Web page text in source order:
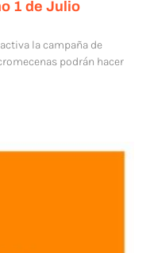
1 de Julio
la campaña de
podrán hacer